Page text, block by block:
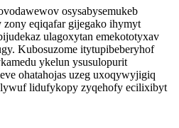
osysabysemukeb
eqiqafar gijegako ihymyt
ulagoxytan emekototyxav
Kubosuzome itytupibeberyhof
ykelun ysusulopurit
ohatahojas uzeg uxoqywyjigiq
lidufykopy zyqehofy ecilixibyt